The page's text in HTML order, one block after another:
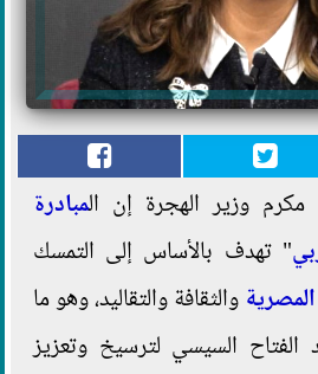
مكرم وزير الهجرة إن المبادرة
" تهدف بالأساس إلى التمسك
والثقافة والتقاليد، وهو ما
الفتاح السيسي لترسيخ وتعزيز